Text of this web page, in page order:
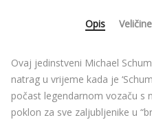
Opis Veličine
Ovaj jedinstveni Michael
natrag u vrijeme kada je
počast legendarnom vozaču s
poklon za sve zaljubljenike u